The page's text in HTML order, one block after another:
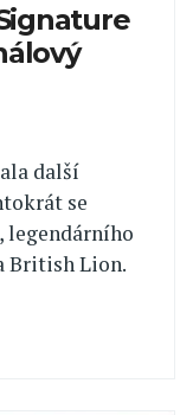
další
se
legendárního
British Lion.